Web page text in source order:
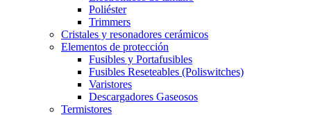
Poliéster
Trimmers
Cristales y resonadores cerámicos
Elementos de protección
Fusibles y Portafusibles
Fusibles Reseteables (Poliswitches)
Varistores
Descargadores Gaseosos
Termistores